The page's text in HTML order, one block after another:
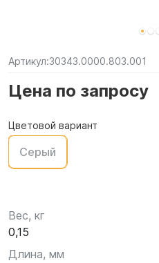
Артикул:30343.0000.803.001
Цена по запросу
Цветовой вариант
Серый
Вес, кг
0,15
Длина, мм